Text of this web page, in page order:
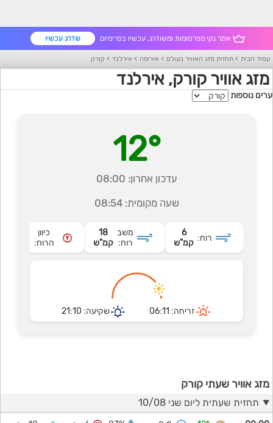
אתר נקי מפרסומות ומשודרג, עכשיו בפרימיום שדרג עכשיו
עמוד הבית > תחזית מזג האוויר בעולם > אירופה > אירלנד > קורק
מזג אוויר קורק, אירלנד
ערים נוספות
12°
עדכון אחרון: 08:00
שעה מקומית:08:54
רוח:
6
קמ"ש
משב
רוח:
18
קמ"ש
כיוון
הרוח:
זריחה: 06:11 שקיעה: 21:10
מזג אוויר שעתי קורק
תחזית שעתית ליום שני 10/08